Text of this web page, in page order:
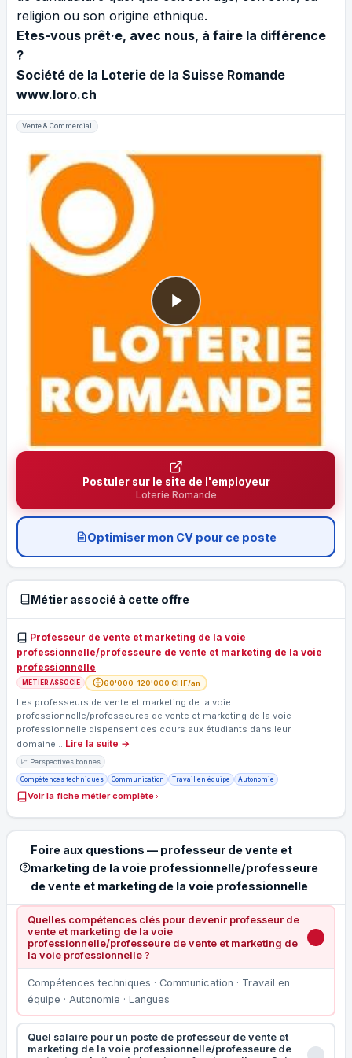
religion ou son origine ethnique.
Etes-vous prêt·e, avec nous, à faire la différence
?
Société de la Loterie de la Suisse Romande
www.loro.ch
Vente & Commercial
Postuler sur le site de l'employeur
Loterie Romande
Optimiser mon CV pour ce poste
Métier associé à cette offre
Professeur de vente et marketing de la voie
professionnelle/professeure de vente et marketing de la voie
professionnelle
MÉTIER ASSOCIÉ 60'000–120'000 CHF/an
Les professeurs de vente et marketing de la voie
professionnelle/professeures de vente et marketing de la voie
professionnelle dispensent des cours aux étudiants dans leur
domaine… Lire la suite →
📈 Perspectives bonnes
Compétences techniques Communication Travail en équipe Autonomie
Voir la fiche métier complète
Foire aux questions — professeur de vente et
marketing de la voie professionnelle/professeure
de vente et marketing de la voie professionnelle
Quelles compétences clés pour devenir professeur de
vente et marketing de la voie
professionnelle/professeure de vente et marketing de
la voie professionnelle ?
Compétences techniques · Communication · Travail en
équipe · Autonomie · Langues
Quel salaire pour un poste de professeur de vente et
marketing de la voie professionnelle/professeure de